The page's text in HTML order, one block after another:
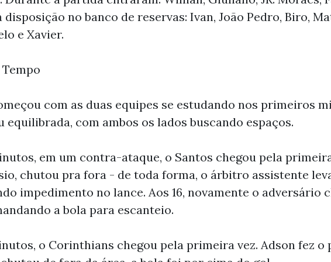
disposição no banco de reservas: Ivan, João Pedro, Biro,
e Xavier.
com as duas equipes se estudando nos primeiros
equilibrada, com ambos os lados buscando espaços.
em um contra-ataque, o Santos chegou pela
chutou pra fora - de toda forma, o árbitro assistente
impedimento no lance. Aos 16, novamente o adversário
a bola para escanteio.
o Corinthians chegou pela primeira vez. Adson fez o